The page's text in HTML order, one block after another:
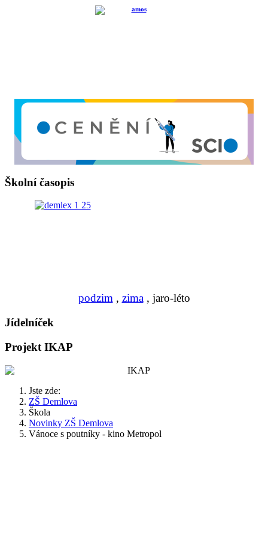
Školní časopis
podzim, zima, jaro-léto
Jídelníček
Projekt IKAP
Jste zde:
ZŠ Demlova
Škola
Novinky ZŠ Demlova
Vánoce s poutníky - kino Metropol